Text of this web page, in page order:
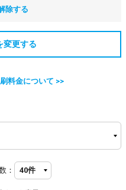
除する
変更する
料金について >>
：